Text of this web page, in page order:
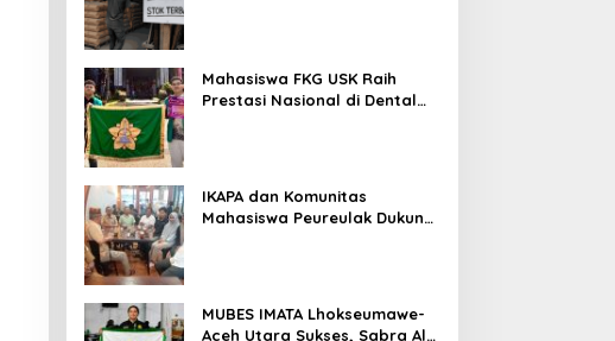
Mahasiswa FKG USK Raih
Prestasi Nasional di Dental
IKAPA dan Komunitas
Mahasiswa Peureulak Dukung
MUBES IMATA Lhokseumawe-
Aceh Utara Sukses, Sabra Al